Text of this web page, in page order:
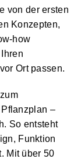
von der ersten
Konzepten,
how
Ort passen.
–
So entsteht
Funktion
Mit über 50